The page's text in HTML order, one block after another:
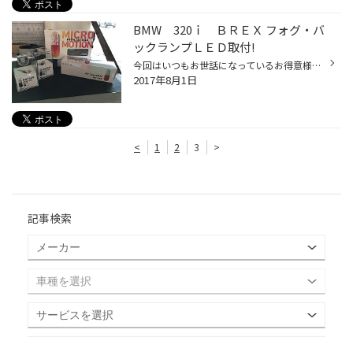
BMW 320ｉ ＢＲＥＸ フォグ・バ
ックランプＬＥＤ取付!
今回はいつもお世話になっているお得意様が車両入替での ライト回りのリフレッシュです。 今回取付させていただいた商品はコチラです！！ フォグランプとバックランプをＬＥＤ化。 まずは、フォグランプ！ バルブのおさまり具合も自然でよいですね。 ライティングはこんな感じです。 （純正の写真を...
2017年8月1日
< 1 2 3 >
記事検索